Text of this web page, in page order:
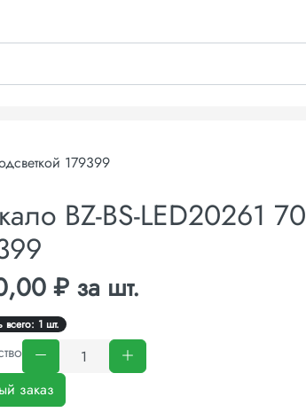
179399
BZ-BS-LED20261
₽ за шт.
всего: 1 шт.
заказ